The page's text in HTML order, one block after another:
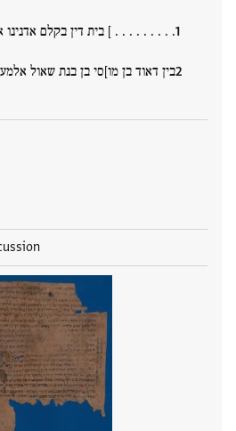
. . . . . . . . . ] בית דין בקלם אדנינו
בין דאוד בן מו]סי בן בנת שאול